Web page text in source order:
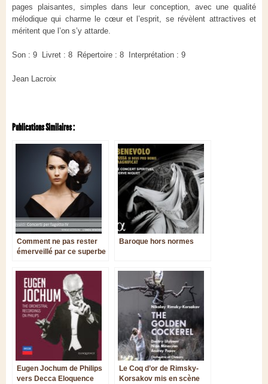
pages plaisantes, simples dans leur conception, avec une qualité
mélodique qui charme le cœur et l’esprit, se révèlent attractives et
méritent que l’on s’y attarde.
Son : 9 Livret : 8 Répertoire : 8 Interprétation : 9
Jean Lacroix
Publications Similaires :
Comment ne pas rester
émerveillé par ce superbe
Baroque hors normes
Eugen Jochum de Philips
vers Decca Eloquence
Le Coq d’or de Rimsky-
Korsakov mis en scène